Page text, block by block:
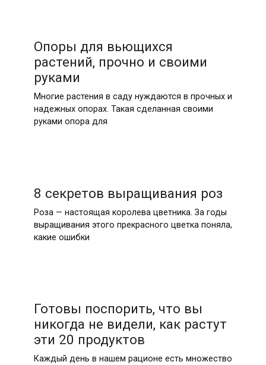
Опоры для вьющихся
растений, прочно и своими
руками
Многие растения в саду нуждаются в прочных и
надежных опорах. Такая сделанная своими
руками опора для
8 секретов выращивания роз
Роза — настоящая королева цветника. За годы
выращивания этого прекрасного цветка поняла,
какие ошибки
Готовы поспорить, что вы
никогда не видели, как растут
эти 20 продуктов
Каждый день в нашем рационе есть множество